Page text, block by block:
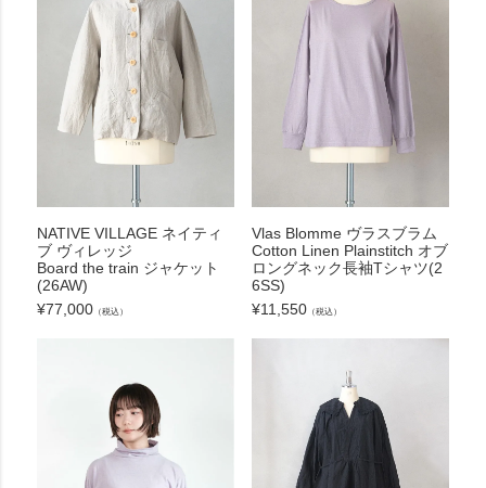
NATIVE VILLAGE ネイティ
ブ ヴィレッジ
Board the train ジャケット
(26AW)
¥77,000（税込）
Vlas Blomme ヴラスブラム
Cotton Linen Plainstitch オブ
ロングネック長袖Tシャツ(2
6SS)
¥11,550 （税込）